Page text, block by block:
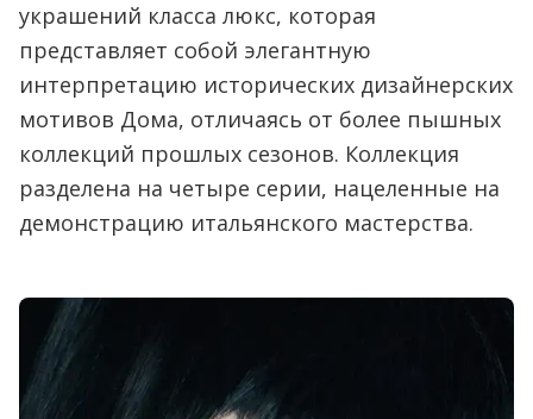
украшений класса люкс, которая
представляет собой элегантную
интерпретацию исторических дизайнерских
мотивов Дома, отличаясь от более пышных
коллекций прошлых сезонов. Коллекция
разделена на четыре серии, нацеленные на
демонстрацию итальянского мастерства.